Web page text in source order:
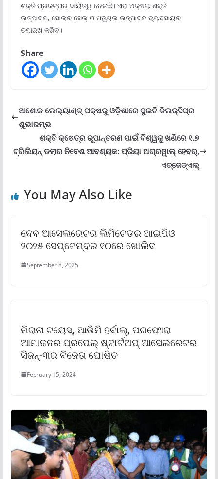
ଶକ୍ତି ପ୍ରକଳ୍ପର ଦାୟିତ୍ୱ ନେଇଛି। ଏହା ଅକ୍ଷୟ ଶକ୍ତି
ଉତ୍ପାଦନ, ସୋଲାର ସେଲ୍ ଓ ମଡ୍ୟୁଲ ଉତ୍ପାଦନ ବ୍ୟବସାୟର
ତଦାରଖ କରିବ।
Share
ଅଶୋକ ଲେଲ୍ୟାଣ୍ଡ୍ ପକ୍ଷରୁ ଓଡ଼ିଶାରେ ଦୁଇଟି ଡିଲର୍‌ସିପ୍‌ର
ଶୁଭାରମ୍ଭ
ଶକ୍ତି କ୍ଷେତ୍ର ରୂପାନ୍ତରଣ ପାଇଁ ବିଶ୍ୱକୁ ଖଣିରେ ୧.୭
ଟ୍ରିଲିୟନ୍ ଡଲାର ନିବେଶ ଆବଶ୍ୟକ: ପ୍ରିୟା ଅଗ୍ରୱାଲ୍ ହେବର୍‌,
ଏଚ୍‌ଜେଡ୍‌ଏଲ୍‌
You May Also Like
ଦେବ ଆସେଲରେଟର ଲିମିଟେଡର ଆଇପିଓ
୨୦୨୫ ସେପ୍ଟେମ୍ବର ୧୦ରେ ଖୋଲିବ
September 8, 2025
ମିରାନା ଟୟେସ୍‌, ଆଭିମି ହର୍ବାଲ୍‌, ପରଫୋରା
ଆମାଜନର ପ୍ରପେଲ୍ ଷ୍ଟାର୍ଟଅପ୍ ଆସେଲରେଟର
ସିଜନ୍‌-୩ର ବିଜେତା ଘୋଷିତ
February 15, 2024